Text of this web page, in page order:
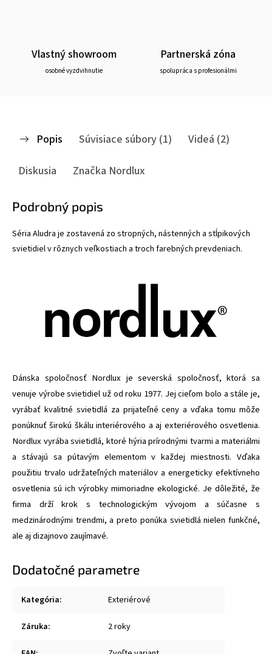
Vlastný showroom
osobné vyzdvihnutie
Partnerská zóna
spolupráca s profesionálmi
Popis Súvisiace súbory (1)
Videá (2)
Diskusia
Značka Nordlux
Podrobný popis
Séria Aludra je zostavená zo stropných, nástenných a stĺpikových
svietidiel v rôznych veľkostiach a troch farebných prevdeniach.
Dánska spoločnosť Nordlux je severská spoločnosť, ktorá sa
venuje výrobe svietidiel už od roku 1977. Jej cieľom bolo a stále je,
vyrábať kvalitné svietidlá za prijateľné ceny a vďaka tomu môže
ponúknuť širokú škálu interiérového a aj exteriérového osvetlenia.
Nordlux vyrába svietidlá, ktoré hýria prírodnými tvarmi a materiálmi
a stávajú sa pútavým elementom v každej miestnosti. Vďaka
použitiu trvalo udržateľných materiálov a energeticky efektívneho
osvetlenia sú ich výrobky mimoriadne ekologické. Je dôležité, že
firma drží krok s technologickým vývojom a súčasne s
medzinárodnými trendmi, a preto ponúka svietidlá nielen funkčné,
ale aj dizajnovo zaujímavé.
Dodatočné parametre
Kategória: Exteriérové
Záruka: 2 roky